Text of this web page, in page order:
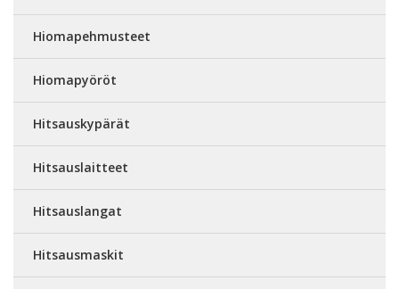
Hiomapehmusteet
Hiomapyöröt
Hitsauskypärät
Hitsauslaitteet
Hitsauslangat
Hitsausmaskit